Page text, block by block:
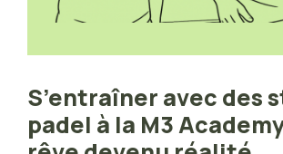
S’entraîner avec des
padel à la M3